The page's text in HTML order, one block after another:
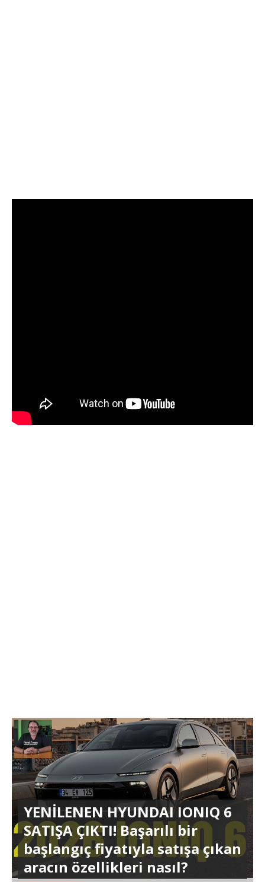
YENİLENEN HYUNDAI IONIQ 6
SATIŞA ÇIKTI! Başarılı bir
başlangıç fiyatıyla satışa çıkan
aracın özellikleri nasıl?